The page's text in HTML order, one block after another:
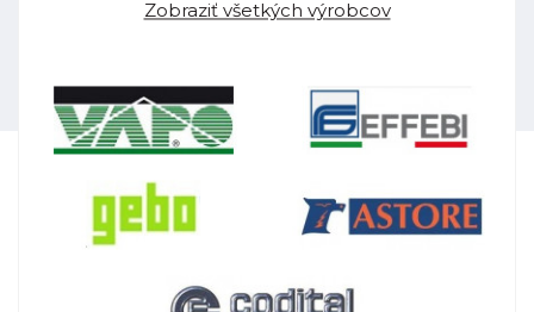
Zobraziť všetkých výrobcov